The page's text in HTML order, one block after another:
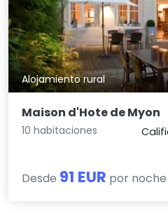
Alojamiento rural
Maison d'Hote de Myon
10 habitaciones
Desde 91 EUR por noche